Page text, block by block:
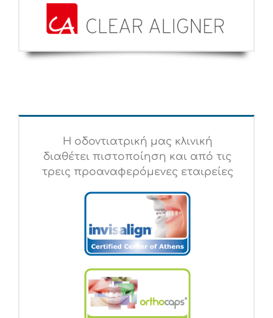
Η οδοντιατρική μας κλινική
διαθέτει πιστοποίηση και από τις
τρεις προαναφερόμενες εταιρείες